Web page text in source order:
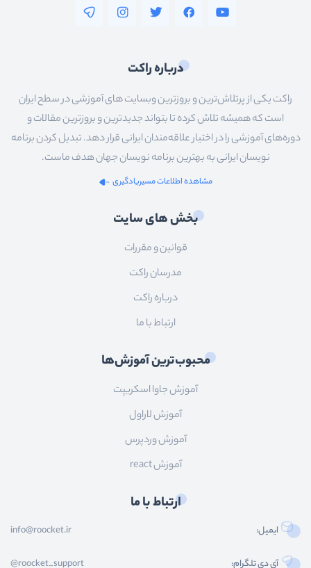
درباره راکت
راکت یکی از پرتلاش‌ترین و بروزترین وبسایت های آموزشی در سطح ایران
است که همیشه تلاش کرده تا بتواند جدیدترین و بروزترین مقالات و
دوره‌های آموزشی را در اختیار علاقه‌مندان ایرانی قرار دهد. تبدیل کردن برنامه
نویسان ایرانی به بهترین برنامه نویسان جهان هدف ماست.
مشاهده اطلاعات مسیریادگیری
بخش های سایت
قوانین و مقررات
مدرسان راکت
درباره راکت
ارتباط با ما
محبوب‌ترین آموزش‌ها
آموزش جاوا اسکریپت
آموزش لاراول
آموزش وردپرس
آموزش react
ارتباط با ما
ایمیل: info@roocket.ir
آی دی تلگرام: @roocket_support